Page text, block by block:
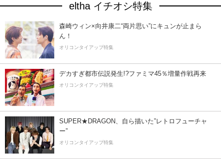
eltha イチオシ特集
森崎ウィン×向井康二“両片思い”にキュンが止まら
ん！
オリコンタイアップ特集
デカすぎ都市伝説発生!?ファミマ45％増量作戦再来
オリコンタイアップ特集
SUPER★DRAGON、自ら描いた”レトロフューチャ
ー”
オリコンタイアップ特集